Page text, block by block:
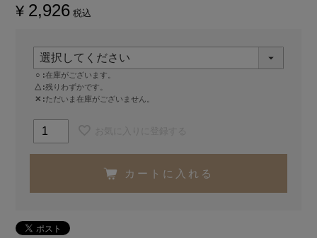
¥ 2,926 税込
○
在庫がございます。
△ 残りわずかです。
✕
ただいま在庫がございません。
カートに入れる